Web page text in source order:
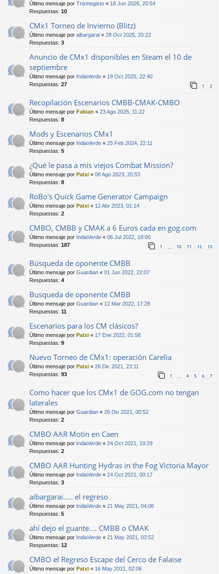
Último mensaje por Trismegisto « 18 Jun 2026, 20:54
Respuestas: 10
CMx1 Torneo de Invierno (Blitz)
Último mensaje por aibargarai « 28 Oct 2025, 20:22
Respuestas: 3
Anuncio de CMx1 disponibles en Steam el 10 de
septiembre
Último mensaje por IndiaVerde « 19 Oct 2025, 22:40
Respuestas: 27 1 2
Recopilación Escenarios CMBB-CMAK-CMBO
Último mensaje por Fabian « 23 Ago 2025, 11:22
Respuestas: 8
Mods y Escenarios CMx1
Último mensaje por IndiaVerde « 25 Feb 2024, 22:11
Respuestas: 5
¿Qué le pasa a mis viejos Combat Mission?
Último mensaje por Patxi « 08 Ago 2023, 20:53
Respuestas: 8
RoBo's Quick Game Generator Campaign
Último mensaje por Patxi « 12 Abr 2023, 01:14
Respuestas: 2
CMBO, CMBB y CMAK a 6 Euros cada en gog.com
Último mensaje por IndiaVerde « 06 Jul 2022, 18:00
Respuestas: 187 1 … 10 11 12 13
Búsqueda de oponente CMBB
Último mensaje por Guardian « 01 Jun 2022, 22:07
Respuestas: 4
Busqueda de oponente CMBB
Último mensaje por Guardian « 12 Mar 2022, 17:28
Respuestas: 11
Escenarios para los CM clásicos?
Último mensaje por Patxi « 17 Ene 2022, 01:58
Respuestas: 9
Nuevo Torneo de CMx1: operación Carelia
Último mensaje por Patxi « 26 Dic 2021, 23:11
Respuestas: 93 1 … 4 5 6 7
Como hacer que los CMx1 de GOG.com no tengan
laterales
Último mensaje por Guardian « 26 Dic 2021, 00:52
Respuestas: 2
CMBO AAR Motin en Caen
Último mensaje por IndiaVerde « 24 Oct 2021, 19:29
Respuestas: 2
CMBO AAR Hunting Hydras in the Fog Victoria Mayor
Último mensaje por IndiaVerde « 24 Oct 2021, 00:17
Respuestas: 3
aibargarai..... el regreso
Último mensaje por IndiaVerde « 21 May 2021, 04:06
Respuestas: 5
ahí dejo el guante.... CMBB o CMAK
Último mensaje por IndiaVerde « 21 May 2021, 03:52
Respuestas: 12
CMBO el Regreso Escape del Cerco de Falaise
Último mensaje por Patxi « 16 May 2021, 02:06